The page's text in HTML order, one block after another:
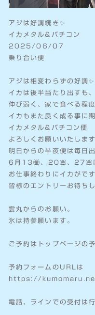
アジは好調続き✨
イカメタル&バチコン
2025/06/07
乗り合い便
アジは相変わらずの好調✨
イカは後半当たり出すも、
伸び弱く、家で食べる程度
イカもまた良く成る事に
イカメタル&バチコン便
よろしくお願いいたします
明日からの半夜便は毎日
6月13㈮、20㈮、27㈮
お仕事終わりにイカがで
皆様のエントリーお待ち
雲丸からのお願い。
氷は持参願います。
ご予約はトップページの
予約フォームのURLは
https://
電話、ラインでの受付は